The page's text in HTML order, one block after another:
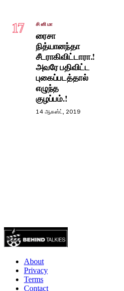
17 சினிமா
ரைசா
நித்யானந்தா
சீடராகிவிட்டாரா.!
அவரே பதிவிட்ட
புகைப்படத்தால்
எழுந்த
குழப்பம்.!
14 ஆகஸ்ட், 2019
About
Privacy
Terms
Contact